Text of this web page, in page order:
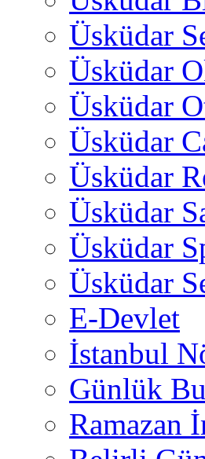
Üsküdar
Üsküdar
Üsküdar
Üsküdar
Üsküdar
Üsküdar
Üsküdar
Üsküdar
E-Devlet
İstanbul
Günlük
Ramazan